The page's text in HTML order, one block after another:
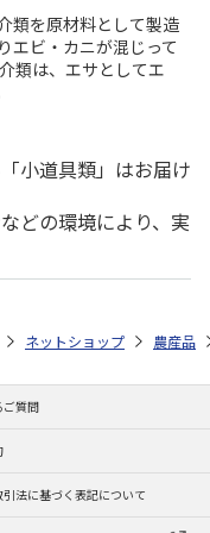
類を原材料として製造
エビ・カニが混じって
類は、エサとしてエ
小道具類」はお届け
どの環境により、実
集 2026 ゆうゆうギフト
ネットショップ 農産品
ご質問
法に基づく表記について